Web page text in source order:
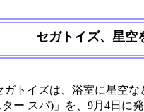
セガトイズ、星空
トイズは、浴室に星空な
ター スパ)」を、9月4日に